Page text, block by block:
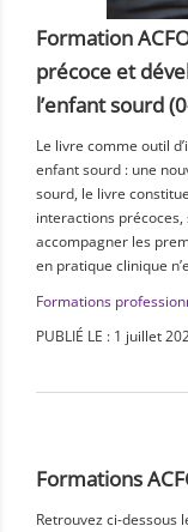
Formation
précoce et
l’enfant sourd
Le livre comme outil
enfant sourd : une
sourd, le livre
interactions
accompagner les
en pratique clinique
Formations
PUBLIÉ LE : 1 juillet
Formations
Retrouvez ci-dessous